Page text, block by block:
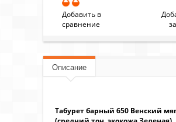
Добавить в
сравнение
Описание
Табурет барный 650 Венский